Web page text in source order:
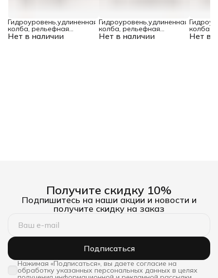
Нет в наличии
Гидроуровень,удлиненная
колба, рельефная
градуировка, 25м Matrix Нет в наличии
Гидроуровень,удлиненная
колба, рельефная
градуировка, 20м Matrix Нет в
колба,
Получите скидку 10%
Подпишитесь на наши акции и новости и
получите скидку на заказ
Подписаться
Нажимая «Подписаться», вы даете согласие на
обработку указанных персональных данных в целях